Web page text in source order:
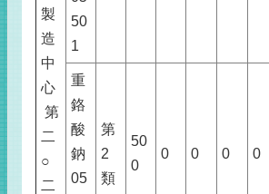
製
造
中
心
第
二
○
二
50
1
重
鉻
酸
鈉
05
第
2
類
50
0
0 0 0 0